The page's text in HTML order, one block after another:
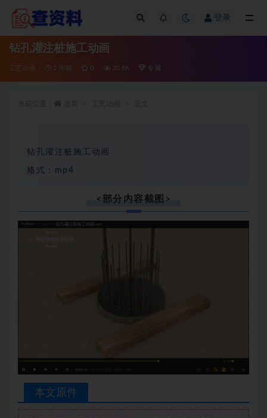
登录
钻孔灌注桩施工动画
工艺动画 2 年前 0 20.6K 专属
钻孔灌注桩施工动画
格式：mp4
<部分内容截图>
本文原件